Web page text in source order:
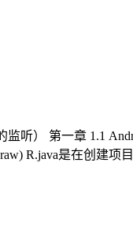
听） 第一章 1.1
R.java是在创建项